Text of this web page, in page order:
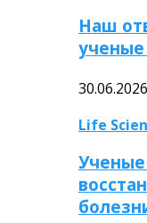
Наш
30.06.2026
Life